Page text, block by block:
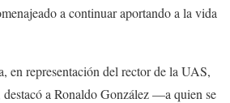
a continuar aportando a la vida
en representación del rector de la UAS,
a Ronaldo González —a quien se